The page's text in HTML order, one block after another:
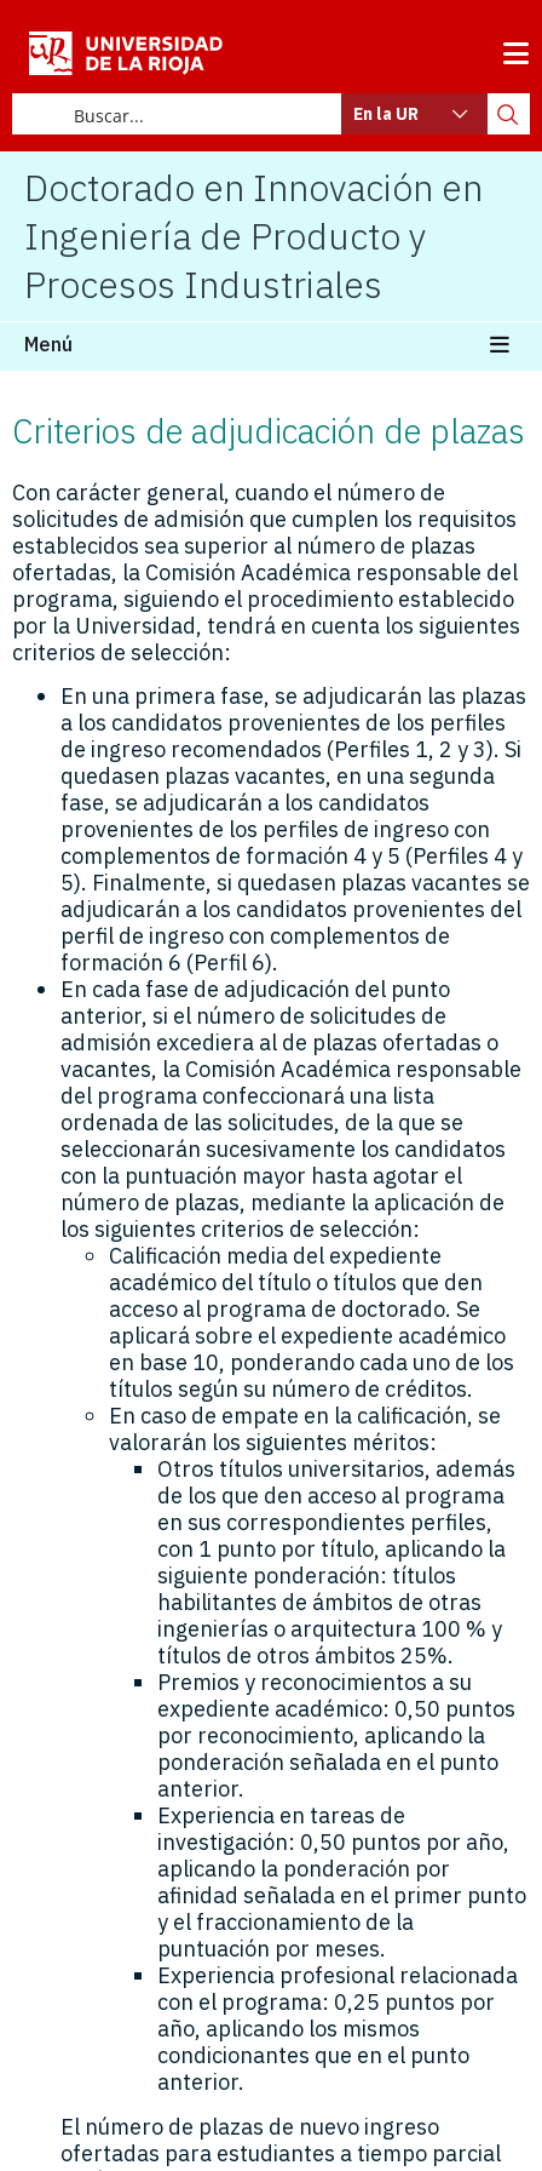
En la UR
Doctorado en Innovación en
Ingeniería de Producto y
Procesos Industriales
Menú
Criterios de adjudicación de plazas
Con carácter general, cuando el número de
solicitudes de admisión que cumplen los requisitos
establecidos sea superior al número de plazas
ofertadas, la Comisión Académica responsable del
programa, siguiendo el procedimiento establecido
por la Universidad, tendrá en cuenta los siguientes
criterios de selección:
En una primera fase, se adjudicarán las plazas
a los candidatos provenientes de los perfiles
de ingreso recomendados (Perfiles 1, 2 y 3). Si
quedasen plazas vacantes, en una segunda
fase, se adjudicarán a los candidatos
provenientes de los perfiles de ingreso con
complementos de formación 4 y 5 (Perfiles 4 y
5). Finalmente, si quedasen plazas vacantes se
adjudicarán a los candidatos provenientes del
perfil de ingreso con complementos de
formación 6 (Perfil 6).
En cada fase de adjudicación del punto
anterior, si el número de solicitudes de
admisión excediera al de plazas ofertadas o
vacantes, la Comisión Académica responsable
del programa confeccionará una lista
ordenada de las solicitudes, de la que se
seleccionarán sucesivamente los candidatos
con la puntuación mayor hasta agotar el
número de plazas, mediante la aplicación de
los siguientes criterios de selección:
Calificación media del expediente
académico del título o títulos que den
acceso al programa de doctorado. Se
aplicará sobre el expediente académico
en base 10, ponderando cada uno de los
títulos según su número de créditos.
En caso de empate en la calificación, se
valorarán los siguientes méritos:
Otros títulos universitarios, además
de los que den acceso al programa
en sus correspondientes perfiles,
con 1 punto por título, aplicando la
siguiente ponderación: títulos
habilitantes de ámbitos de otras
ingenierías o arquitectura 100 % y
títulos de otros ámbitos 25%.
Premios y reconocimientos a su
expediente académico: 0,50 puntos
por reconocimiento, aplicando la
ponderación señalada en el punto
anterior.
Experiencia en tareas de
investigación: 0,50 puntos por año,
aplicando la ponderación por
afinidad señalada en el primer punto
y el fraccionamiento de la
puntuación por meses.
Experiencia profesional relacionada
con el programa: 0,25 puntos por
año, aplicando los mismos
condicionantes que en el punto
anterior.
El número de plazas de nuevo ingreso
ofertadas para estudiantes a tiempo parcial